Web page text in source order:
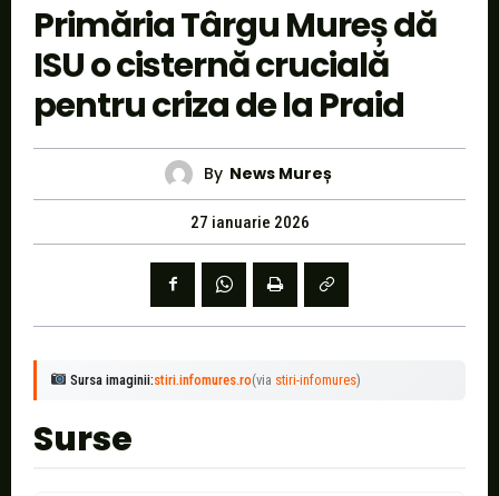
Primăria Târgu Mureș dă
ISU o cisternă crucială
pentru criza de la Praid
By News Mureș
27 ianuarie 2026
Sursa imaginii:stiri.infomures.ro(via stiri-infomures)
Surse